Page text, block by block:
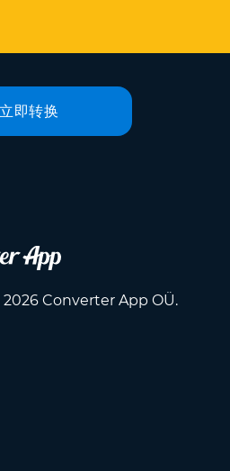
立即转换
Converter App OÜ.